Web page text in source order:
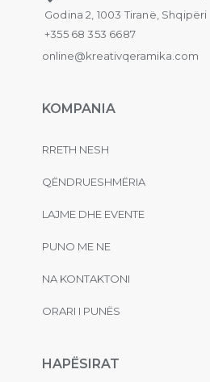
Godina 2, 1003 Tiranë, Shqipëri
+355 68 353 6687
online@kreativqeramika.com
KOMPANIA
RRETH NESH
QËNDRUESHMËRIA
LAJME DHE EVENTE
PUNO ME NE
NA KONTAKTONI
ORARI I PUNËS
HAPËSIRAT